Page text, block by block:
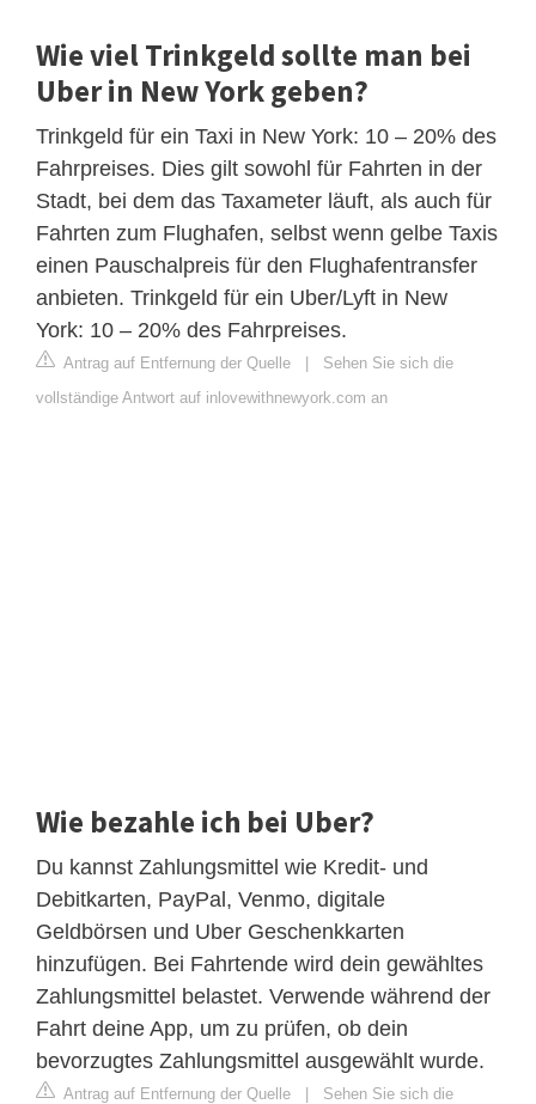
Wie viel Trinkgeld sollte man bei
Uber in New York geben?
Trinkgeld für ein Taxi in New York: 10 – 20% des
Fahrpreises. Dies gilt sowohl für Fahrten in der
Stadt, bei dem das Taxameter läuft, als auch für
Fahrten zum Flughafen, selbst wenn gelbe Taxis
einen Pauschalpreis für den Flughafentransfer
anbieten. Trinkgeld für ein Uber/Lyft in New
York: 10 – 20% des Fahrpreises.
Antrag auf Entfernung der Quelle | Sehen Sie sich die
vollständige Antwort auf inlovewithnewyork.com an
Wie bezahle ich bei Uber?
Du kannst Zahlungsmittel wie Kredit- und
Debitkarten, PayPal, Venmo, digitale
Geldbörsen und Uber Geschenkkarten
hinzufügen. Bei Fahrtende wird dein gewähltes
Zahlungsmittel belastet. Verwende während der
Fahrt deine App, um zu prüfen, ob dein
bevorzugtes Zahlungsmittel ausgewählt wurde.
Antrag auf Entfernung der Quelle | Sehen Sie sich die